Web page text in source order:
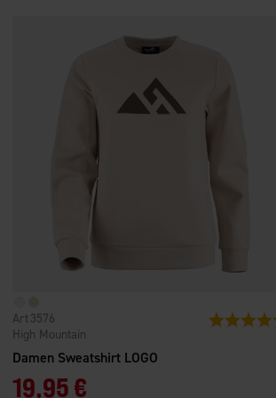
4.5 von 5 Sternen
Damen Sweatshirt LOGO
High Mountain
3576
19,95 €
Bewertung: